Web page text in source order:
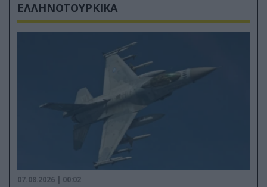
ΕΛΛΗΝΟΤΟΥΡΚΙΚΑ
07.08.2026 | 00:02